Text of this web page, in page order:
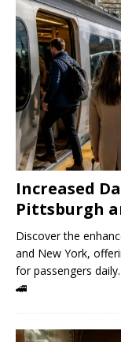
Increased
Pittsburgh
Discover the
and New York,
for passengers daily.
🚄